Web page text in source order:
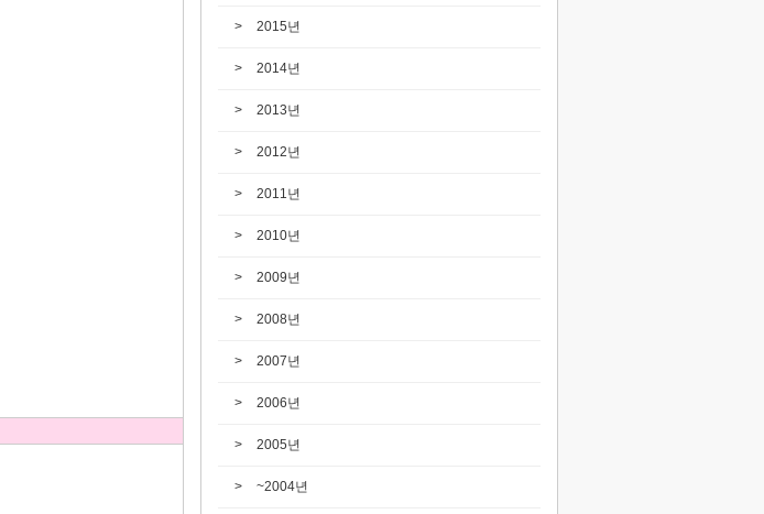
2015년
2014년
2013년
2012년
2011년
2010년
2009년
2008년
2007년
2006년
2005년
~2004년